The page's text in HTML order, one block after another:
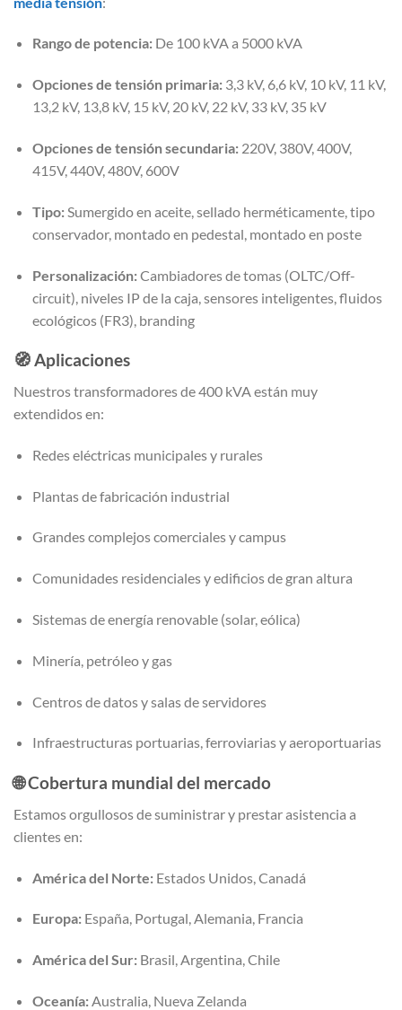
Rango de potencia:De 100 kVA a 5000 kVA
Opciones de tensión primaria:3,3 kV, 6,6 kV, 10 kV, 11 kV,
13,2 kV, 13,8 kV, 15 kV, 20 kV, 22 kV, 33 kV, 35 kV
Opciones de tensión secundaria:220V, 380V, 400V,
415V, 440V, 480V, 600V
Tipo:Sumergido en aceite, sellado herméticamente, tipo
conservador, montado en pedestal, montado en poste
Personalización:Cambiadores de tomas (OLTC/Off-
circuit), niveles IP de la caja, sensores inteligentes, fluidos
ecológicos (FR3), branding
🧭Aplicaciones
Nuestros transformadores de 400 kVA están muy
extendidos en:
Redes eléctricas municipales y rurales
Plantas de fabricación industrial
Grandes complejos comerciales y campus
Comunidades residenciales y edificios de gran altura
Sistemas de energía renovable (solar, eólica)
Minería, petróleo y gas
Centros de datos y salas de servidores
Infraestructuras portuarias, ferroviarias y aeroportuarias
🌐Cobertura mundial del mercado
Estamos orgullosos de suministrar y prestar asistencia a
clientes en:
América del Norte:Estados Unidos, Canadá
Europa:España, Portugal, Alemania, Francia
América del Sur:Brasil, Argentina, Chile
Oceanía:Australia, Nueva Zelanda